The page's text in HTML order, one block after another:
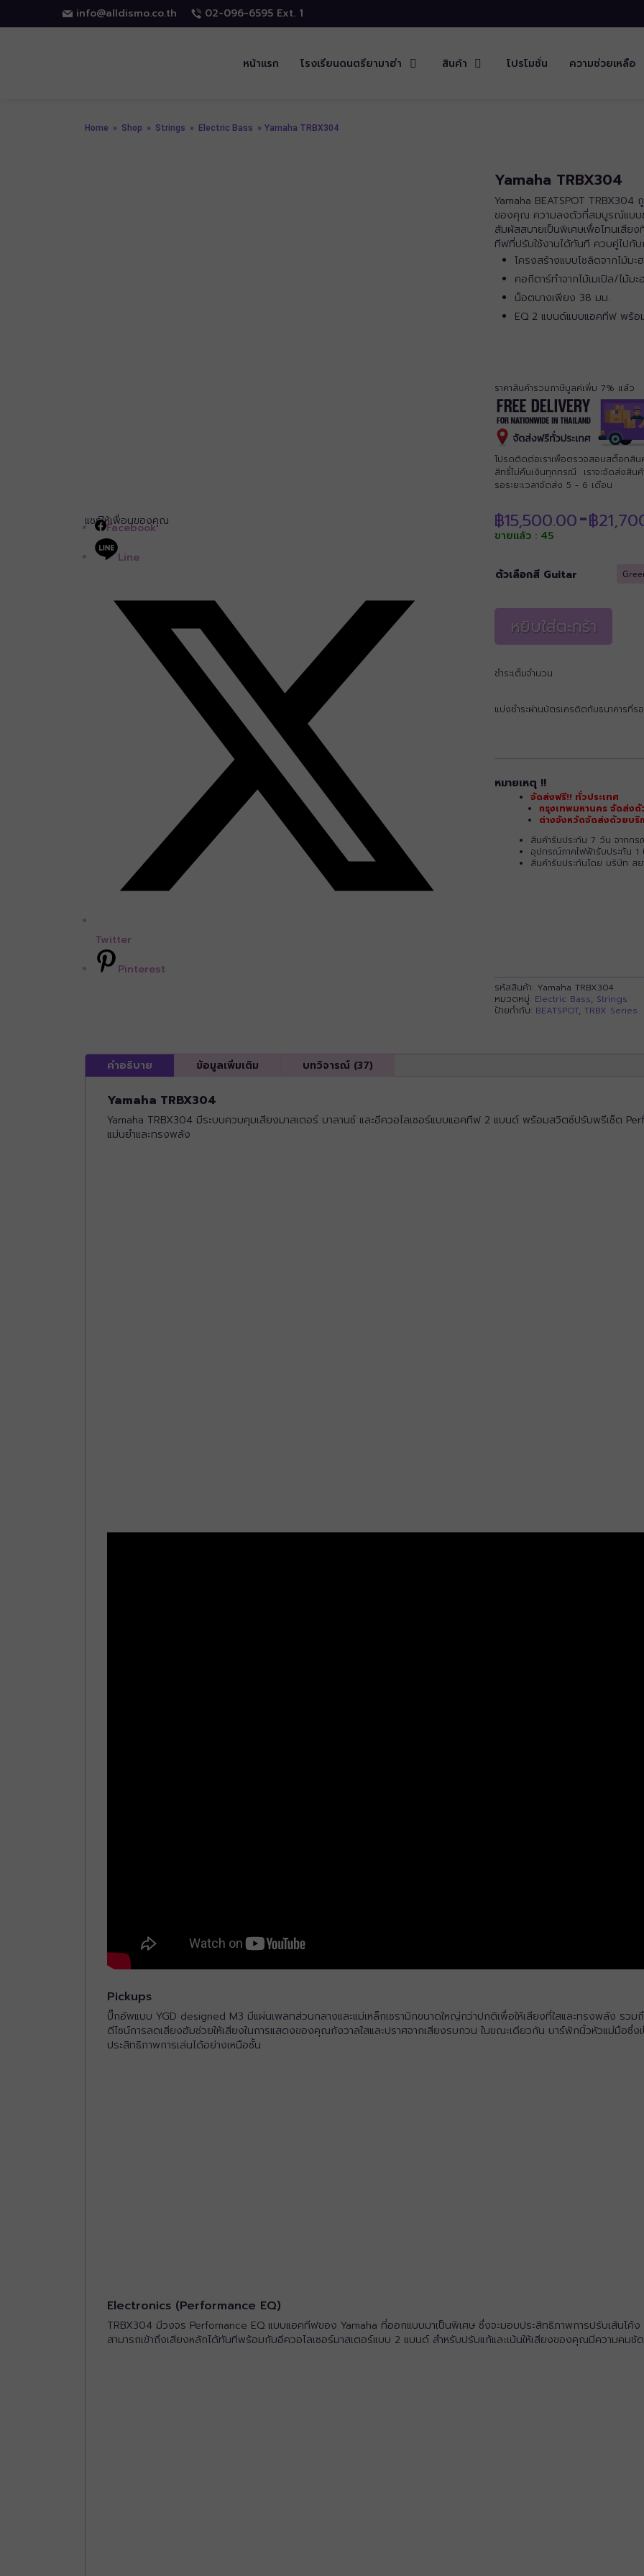
info@alldismo.co.th 02-096-6595 Ext. 1
หน้าแรก โรงเรียนดนตรียามาฮ่า สินค้า โปรโมชั่น ความช่วยเหลือ
Home » Shop » Strings » Electric Bass » Yamaha TRBX304
แชร์ให้เพื่อนของคุณ
Facebook
Line
Twitter
Pinterest
Yamaha TRBX304
Yamaha BEATSPOT
ของคุณ ความลงตัวที่สมบูรณ์แบบข
สัมผัสสบายเป็นพิเศษเพื่อโทนเสี
ทีฟที่ปรับใช้งานได้ทันที ควบคู่ไปกั
โครงสร้างแบบโซลิดจากไม้มะ
คอกีตาร์ทำจากไม้เมเปิล/ไม้ม
น็อตบางเพียง 38 มม.
EQ 2 แบนด์แบบแอคทีฟ พร้อ
ราคาสินค้ารวมภาษีมูลค่เพิ่ม 7% แล้ว
โปรดติดต่อเราเพื่อตรวจสอบสต็อก
สิทธิ์ไม่คืนเงินทุกกรณี เราจะจัดส่งสิน
รอระยะเวลาจัดส่ง 5 - 6 เดือน
฿15,500.00–฿
ขายแล้ว : 45
ตัวเลือกสี Guitar
หยิบใส่ตะกร้า
ชำระเต็มจำนวน
แบ่งชำระผ่านบัตรเครดิตกับธนาคารที่ร
หมายเหตุ !!
จัดส่งฟรี!! ทั่วประเทศ
กรุงเทพมหานคร จัดส่ง
ต่างจังหวัดจัดส่งด้วยบริ
สินค้ารับประกัน 7 วัน จากก
อุปกรณ์ภาคไฟฟ้ารับประกัน 1
สินค้ารับประกันโดย บริษัท ส
รหัสสินค้า: Yamaha TRBX304
หมวดหมู่: Electric Bass, Strings
ป้ายกำกับ: BEATSPOT, TRBX Series
คำอธิบาย ข้อมูลเพิ่มเติม บทวิจารณ์ (37)
Yamaha TRBX304
Yamaha TRBX304 มีระบบควบคุมเสียงมาสเตอร์ บาลานซ์ และอีควอไลเซอร์แบบแอคทีฟ 2 แบนด์ พร้อมสวิตช์ปรับพรีเซ็ต
แม่นยำและทรงพลัง
Pickups
ปิ๊กอัพแบบ YGD designed M3 มีแผ่นเพลทส่วนกลางและแม่เหล็กเซรามิกขนาดใหญ่กว่าปกติเพื่อให้เสียงที่ใสและทรงพลัง รวม
ดีไซน์การลดเสียงฮัมช่วยให้เสียงในการแสดงของคุณกังวาลใสและปราศจากเสียงรบกวน ในขณะเดียวกัน บาร์พักนิ้วหัวแม่มือซึ่
ประสิทธิภาพการเล่นได้อย่างเหนือชั้น
Electronics (Performance EQ)
TRBX304 มีวงจร Perfomance EQ แบบแอคทีฟของ Yamaha ที่ออกแบบมาเป็นพิเศษ ซึ่งจะมอบประสิทธิภาพการปรับเส้นโค้
สามารถเข้าถึงเสียงหลักได้ทันทีพร้อมกับอีควอไลเซอร์มาสเตอร์แบบ 2 แบนด์ สำหรับปรับแก้และเน้นให้เสียงของคุณมีความคมชั